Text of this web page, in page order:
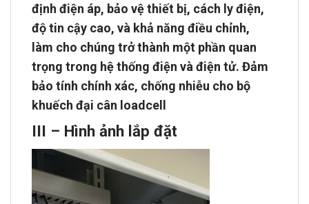
định điện áp, bảo vệ thiết bị, cách ly điện,
độ tin cậy cao, và khả năng điều chỉnh,
làm cho chúng trở thành một phần quan
trọng trong hệ thống điện và điện tử. Đảm
bảo tính chính xác, chống nhiễu cho bộ
khuếch đại cân loadcell
III – Hình ảnh lắp đặt